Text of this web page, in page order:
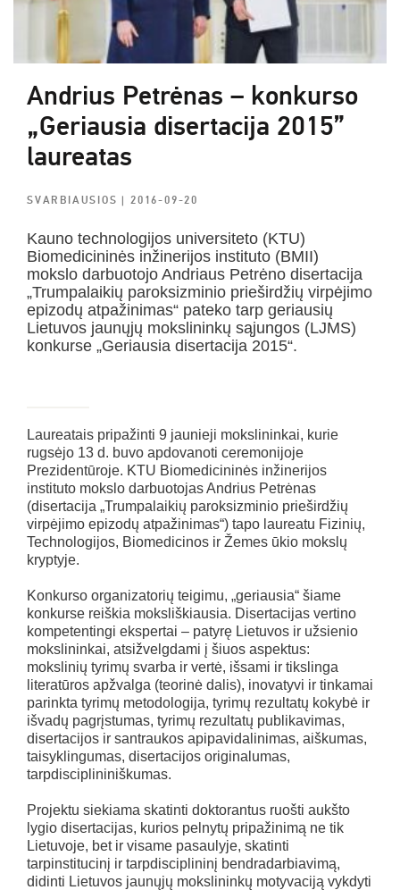
Andrius Petrėnas – konkurso
„Geriausia disertacija 2015”
laureatas
SVARBIAUSIOS| 2016-09-20
Kauno technologijos universiteto (KTU)
Biomedicininės inžinerijos instituto (BMII)
mokslo darbuotojo Andriaus Petrėno disertacija
„Trumpalaikių paroksizminio prieširdžių virpėjimo
epizodų atpažinimas“ pateko tarp geriausių
Lietuvos jaunųjų mokslininkų sąjungos (LJMS)
konkurse „Geriausia disertacija 2015“.
Laureatais pripažinti 9 jaunieji mokslininkai, kurie
rugsėjo 13 d. buvo apdovanoti ceremonijoje
Prezidentūroje. KTU Biomedicininės inžinerijos
instituto mokslo darbuotojas Andrius Petrėnas
(disertacija „Trumpalaikių paroksizminio prieširdžių
virpėjimo epizodų atpažinimas“) tapo laureatu Fizinių,
Technologijos, Biomedicinos ir Žemes ūkio mokslų
kryptyje.
Konkurso organizatorių teigimu, „geriausia“ šiame
konkurse reiškia moksliškiausia. Disertacijas vertino
kompetentingi ekspertai – patyrę Lietuvos ir užsienio
mokslininkai, atsižvelgdami į šiuos aspektus:
mokslinių tyrimų svarba ir vertė, išsami ir tikslinga
literatūros apžvalga (teorinė dalis), inovatyvi ir tinkamai
parinkta tyrimų metodologija, tyrimų rezultatų kokybė ir
išvadų pagrįstumas, tyrimų rezultatų publikavimas,
disertacijos ir santraukos apipavidalinimas, aiškumas,
taisyklingumas, disertacijos originalumas,
tarpdisciplininiškumas.
Projektu siekiama skatinti doktorantus ruošti aukšto
lygio disertacijas, kurios pelnytų pripažinimą ne tik
Lietuvoje, bet ir visame pasaulyje, skatinti
tarpinstitucinį ir tarpdisciplininį bendradarbiavimą,
didinti Lietuvos jaunųjų mokslininkų motyvaciją vykdyti